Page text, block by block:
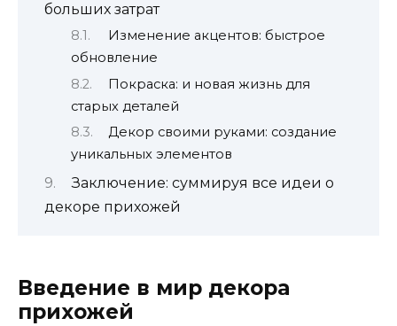
больших затрат
Изменение акцентов: быстрое
обновление
Покраска: и новая жизнь для
старых деталей
Декор своими руками: создание
уникальных элементов
Заключение: суммируя все идеи о
декоре прихожей
Введение в мир декора
прихожей